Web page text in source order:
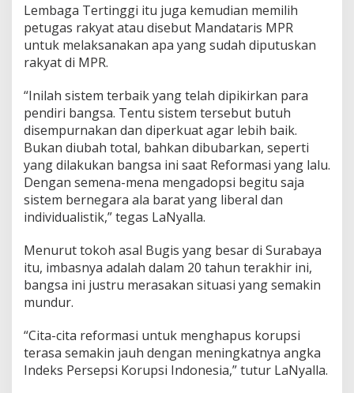
Lembaga Tertinggi itu juga kemudian memilih
petugas rakyat atau disebut Mandataris MPR
untuk melaksanakan apa yang sudah diputuskan
rakyat di MPR.
“Inilah sistem terbaik yang telah dipikirkan para
pendiri bangsa. Tentu sistem tersebut butuh
disempurnakan dan diperkuat agar lebih baik.
Bukan diubah total, bahkan dibubarkan, seperti
yang dilakukan bangsa ini saat Reformasi yang lalu.
Dengan semena-mena mengadopsi begitu saja
sistem bernegara ala barat yang liberal dan
individualistik,” tegas LaNyalla.
Menurut tokoh asal Bugis yang besar di Surabaya
itu, imbasnya adalah dalam 20 tahun terakhir ini,
bangsa ini justru merasakan situasi yang semakin
mundur.
“Cita-cita reformasi untuk menghapus korupsi
terasa semakin jauh dengan meningkatnya angka
Indeks Persepsi Korupsi Indonesia,” tutur LaNyalla.